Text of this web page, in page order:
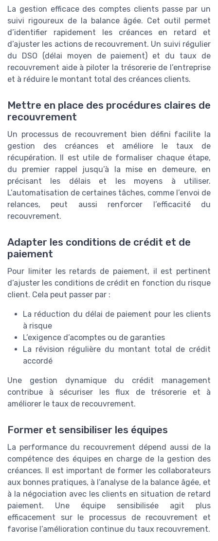
La gestion efficace des comptes clients passe par un
suivi rigoureux de la balance âgée. Cet outil permet
d’identifier rapidement les créances en retard et
d’ajuster les actions de recouvrement. Un suivi régulier
du DSO (délai moyen de paiement) et du taux de
recouvrement aide à piloter la trésorerie de l’entreprise
et à réduire le montant total des créances clients.
Mettre en place des procédures claires de
recouvrement
Un processus de recouvrement bien défini facilite la
gestion des créances et améliore le taux de
récupération. Il est utile de formaliser chaque étape,
du premier rappel jusqu’à la mise en demeure, en
précisant les délais et les moyens à utiliser.
L’automatisation de certaines tâches, comme l’envoi de
relances, peut aussi renforcer l’efficacité du
recouvrement.
Adapter les conditions de crédit et de
paiement
Pour limiter les retards de paiement, il est pertinent
d’ajuster les conditions de crédit en fonction du risque
client. Cela peut passer par :
La réduction du délai de paiement pour les clients
à risque
L’exigence d’acomptes ou de garanties
La révision régulière du montant total de crédit
accordé
Une gestion dynamique du crédit management
contribue à sécuriser les flux de trésorerie et à
améliorer le taux de recouvrement.
Former et sensibiliser les équipes
La performance du recouvrement dépend aussi de la
compétence des équipes en charge de la gestion des
créances. Il est important de former les collaborateurs
aux bonnes pratiques, à l’analyse de la balance âgée, et
à la négociation avec les clients en situation de retard
paiement. Une équipe sensibilisée agit plus
efficacement sur le processus de recouvrement et
favorise l’amélioration continue du taux recouvrement.